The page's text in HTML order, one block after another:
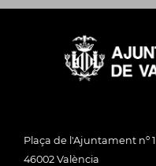
Plaça de l'Ajuntament nº 1
46002 València